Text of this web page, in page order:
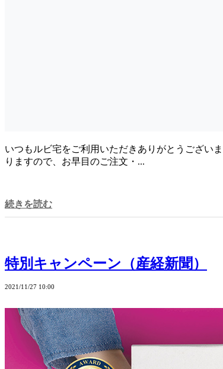
いつもルビ宅をご利用いただきありがとうござい
りますので、お早目のご注文・...
続きを読む
特別キャンペーン（産経新聞）
2021/11/27 10:00